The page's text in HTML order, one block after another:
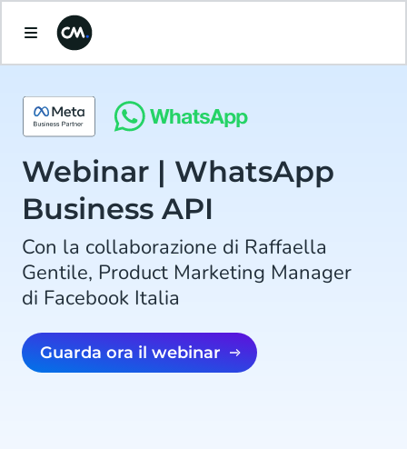
Webinar | WhatsApp
Business API
Con la collaborazione di Raffaella
Gentile, Product Marketing Manager
di Facebook Italia
Guarda ora il webinar